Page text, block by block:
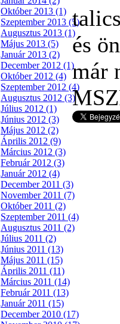
Október 2013 (1)
Szeptember 2013 (5)
Augusztus 2013 (1)
Május 2013 (5)
Január 2013 (2)
December 2012 (1)
Október 2012 (4)
Szeptember 2012 (4)
Augusztus 2012 (3)
Július 2012 (1)
Június 2012 (3)
Május 2012 (2)
Április 2012 (9)
Március 2012 (3)
Február 2012 (3)
Január 2012 (4)
December 2011 (3)
November 2011 (7)
Október 2011 (2)
Szeptember 2011 (4)
Augusztus 2011 (2)
Július 2011 (2)
Június 2011 (13)
Május 2011 (15)
Április 2011 (11)
Március 2011 (14)
Február 2011 (13)
Január 2011 (15)
December 2010 (17)
és
már